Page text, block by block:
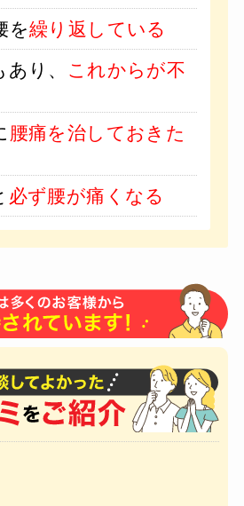
を繰り返している
り、 これからが不
腰痛を治しておきた
必ず腰が痛くなる